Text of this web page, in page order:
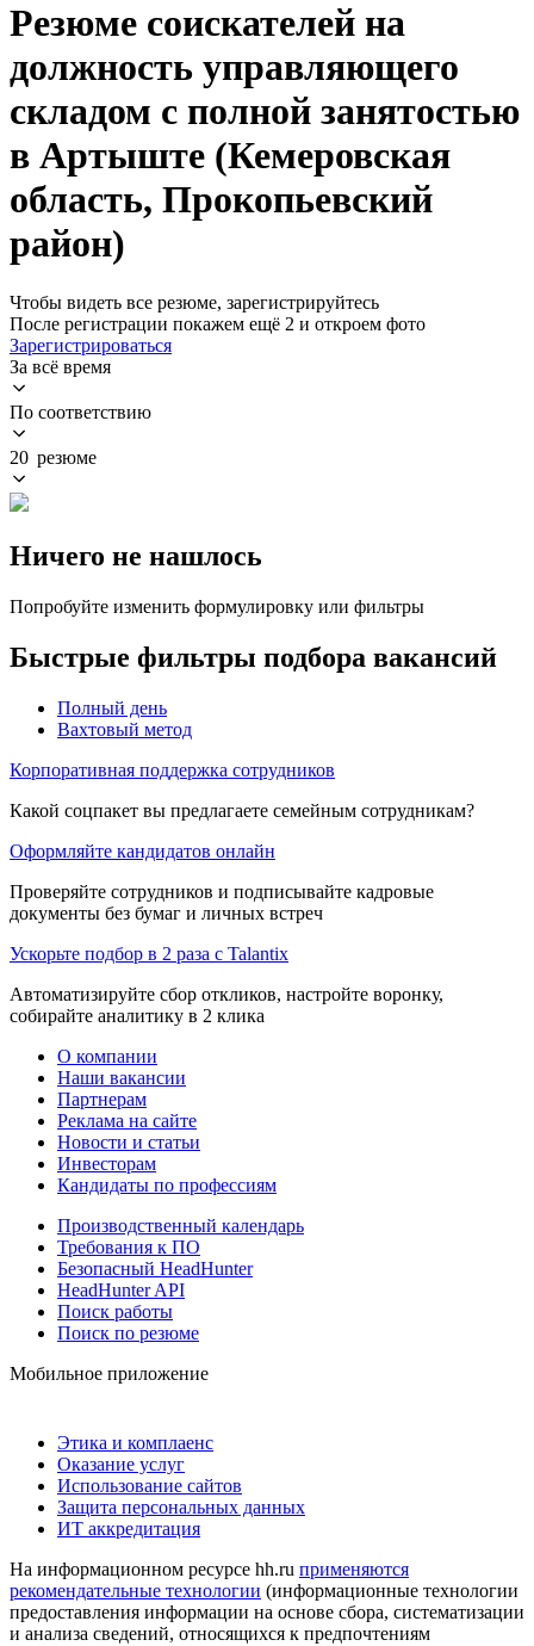
Резюме соискателей на
должность управляющего
складом с полной занятостью
в Артыште (Кемеровская
область, Прокопьевский
район)
Чтобы видеть все резюме, зарегистрируйтесь
После регистрации покажем ещё 2 и откроем фото
Зарегистрироваться
За всё время
По соответствию
20 резюме
Ничего не нашлось
Попробуйте изменить формулировку или фильтры
Быстрые фильтры подбора вакансий
Полный день
Вахтовый метод
Корпоративная поддержка сотрудников
Какой соцпакет вы предлагаете семейным сотрудникам?
Оформляйте кандидатов онлайн
Проверяйте сотрудников и подписывайте кадровые
документы без бумаг и личных встреч
Ускорьте подбор в 2 раза с Talantix
Автоматизируйте сбор откликов, настройте воронку,
собирайте аналитику в 2 клика
О компании
Наши вакансии
Партнерам
Реклама на сайте
Новости и статьи
Инвесторам
Кандидаты по профессиям
Производственный календарь
Требования к ПО
Безопасный HeadHunter
HeadHunter API
Поиск работы
Поиск по резюме
Мобильное приложение
Этика и комплаенс
Оказание услуг
Использование сайтов
Защита персональных данных
ИТ аккредитация
На информационном ресурсе hh.ru применяются
рекомендательные технологии (информационные технологии
предоставления информации на основе сбора, систематизации
и анализа сведений, относящихся к предпочтениям